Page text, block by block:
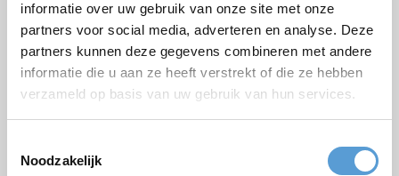
informatie over uw gebruik van onze site met onze
partners voor social media, adverteren en analyse. Deze
partners kunnen deze gegevens combineren met andere
informatie die u aan ze heeft verstrekt of die ze hebben
verzameld op basis van uw gebruik van hun services.
Noodzakelijk
Need help or have questions?
Call+31 (0)70 221 0359 or ask your questionby e-
mail.
Request a quote: